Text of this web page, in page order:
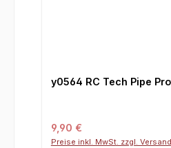
y0564 RC Tech Pipe
Regulärer Preis:
9,90 €
Preise inkl. MwSt. zzgl.